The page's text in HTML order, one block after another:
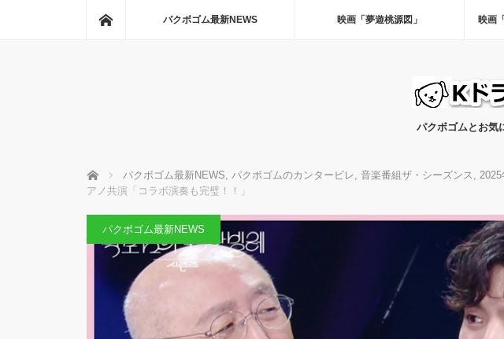
パクボゴム最新NEWS 映画「夢遊桃源図」 映画
パクボゴムとお気
ホーム パクボゴム最新NEWS, パクボゴムのカンタービレ, 音楽番組ザ・シーズンス ,
アノ共演「コラボ演奏も完璧！！」
パクボゴム最新NEWS